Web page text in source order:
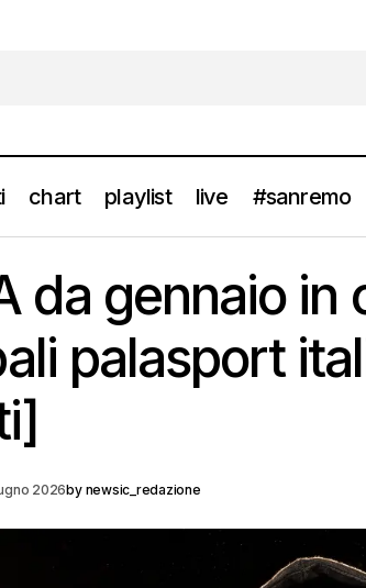
chart playlist live #sanremo
TEDUA da gennaio
da gennaio in
palasport
2026by newsic_redazione